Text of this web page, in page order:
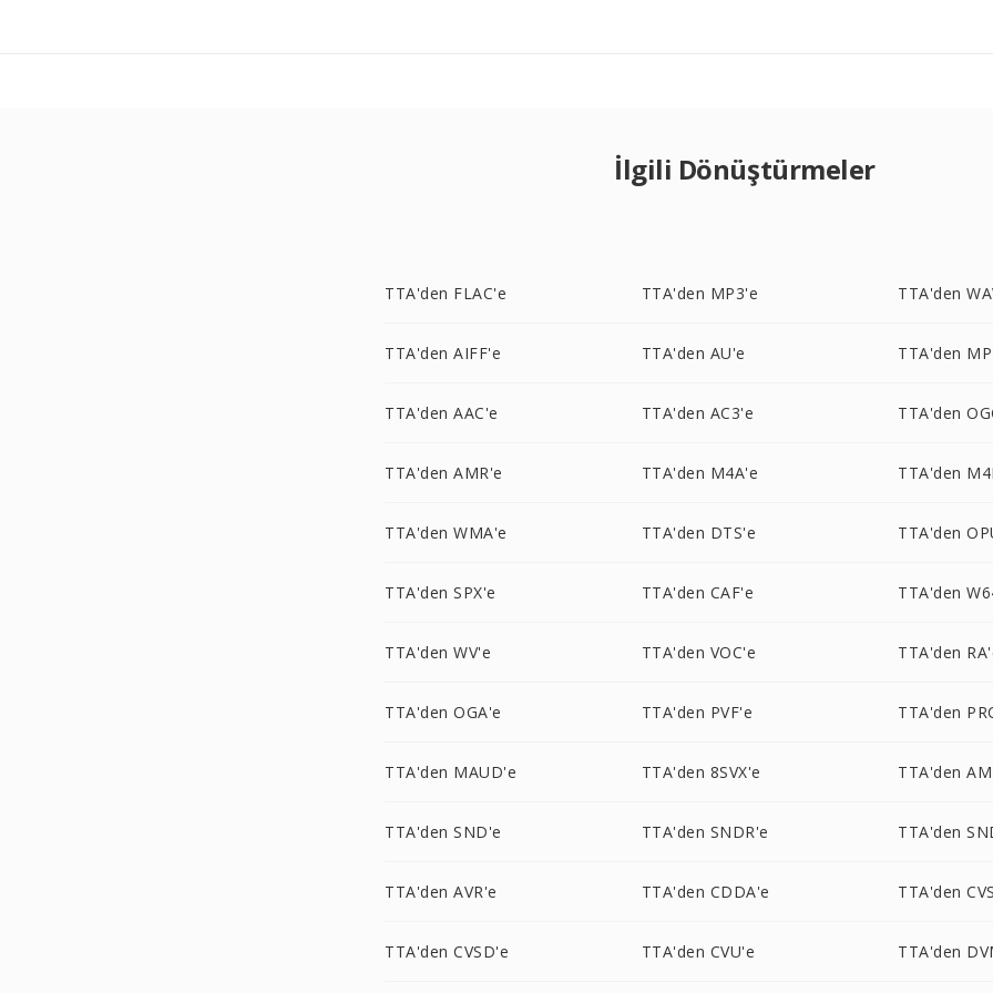
İlgili Dönüştürmeler
TTA'den FLAC'e TTA'den MP3'e TTA'den
TTA'den AIFF'e TTA'den AU'e TTA'den
TTA'den AAC'e TTA'den AC3'e TTA'den
TTA'den AMR'e TTA'den M4A'e TTA'den
TTA'den WMA'e TTA'den DTS'e TTA'den
TTA'den SPX'e TTA'den CAF'e TTA'den
TTA'den WV'e TTA'den VOC'e TTA'den
TTA'den OGA'e TTA'den PVF'e TTA'den
TTA'den MAUD'e TTA'den 8SVX'e TTA'den
TTA'den SND'e TTA'den SNDR'e TTA'den
TTA'den AVR'e TTA'den CDDA'e TTA'den
TTA'den CVSD'e TTA'den CVU'e TTA'den